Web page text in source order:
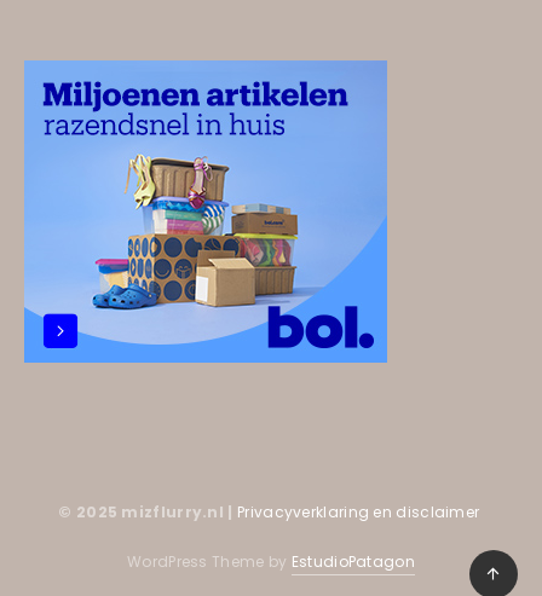
© 2025 mizflurry.nl | Privacyverklaring en disclaimer
WordPress Theme by EstudioPatagon